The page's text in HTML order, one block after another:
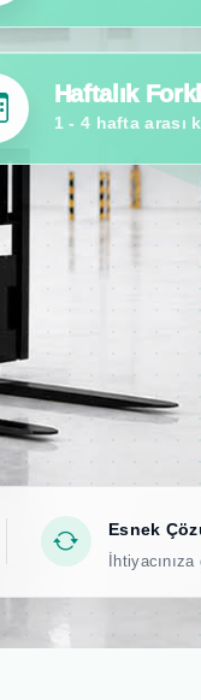
Haftalık
1 - 4 hafta arası
Esnek